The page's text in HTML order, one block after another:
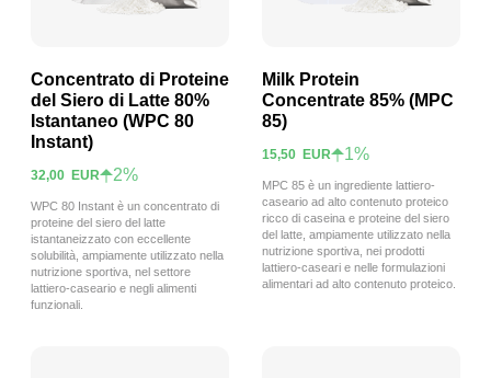
Visualizza prodotto
Concentrato di Proteine
del Siero di Latte 80%
Istantaneo (WPC 80
Instant)
32,00 EUR 2%
WPC 80 Instant è un concentrato di
proteine del siero del latte
istantaneizzato con eccellente
solubilità, ampiamente utilizzato nella
nutrizione sportiva, nel settore
lattiero-caseario e negli alimenti
funzionali.
Milk Protein
Concentrate 85% (MPC
85)
15,50 EUR 1%
MPC 85 è un ingrediente lattiero-
caseario ad alto contenuto proteico
ricco di caseina e proteine del siero
del latte, ampiamente utilizzato nella
nutrizione sportiva, nei prodotti
lattiero-caseari e nelle formulazioni
alimentari ad alto contenuto proteico.